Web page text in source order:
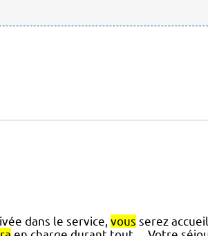
dans le service, vous serez